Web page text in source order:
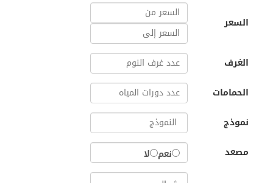
السعر
الغرف
الحمامات
نموذج
مصعد
نعم لا